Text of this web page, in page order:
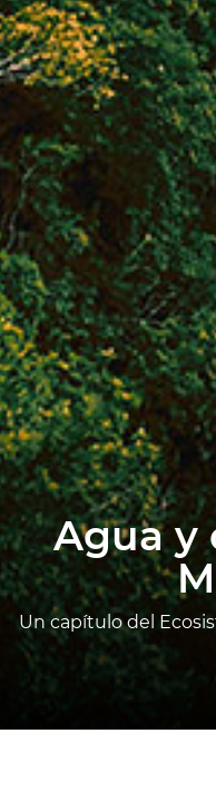
Agua y
Un capítulo del